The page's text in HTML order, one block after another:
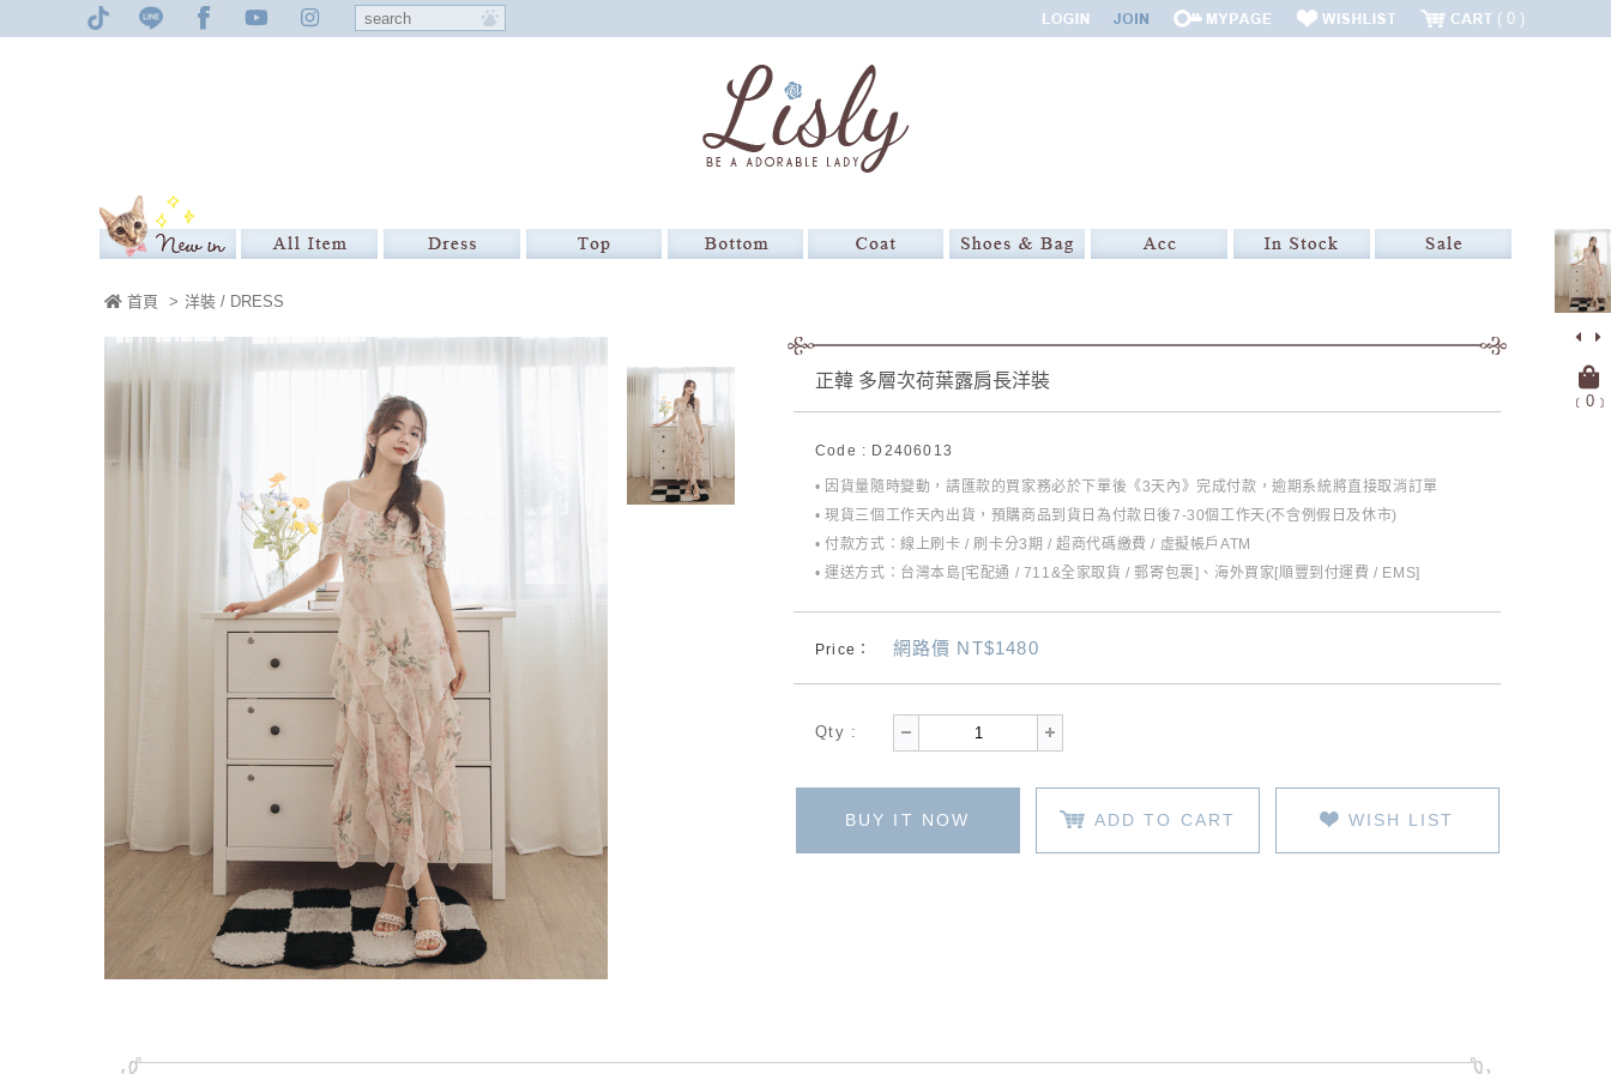
0
﹝ 0﹞
首頁 > 洋裝 / DRESS
正韓 多層次荷葉露肩長洋裝
Code : D2406013
• 因貨量隨時變動，請匯款的買家務必於下單後《3天內》完成付款，逾期系統將直接取消訂單
• 現貨三個工作天內出貨，預購商品到貨日為付款日後7-30個工作天(不含例假日及休市)
• 付款方式：線上刷卡 / 刷卡分3期 / 超商代碼繳費 / 虛擬帳戶ATM
• 運送方式：台灣本島[宅配通 / 711&全家取貨 / 郵寄包裹]、海外買家[順豐到付運費 / EMS]
Price： 網路價 NT$1480
Qty :
BUY IT NOW ADD TO CART WISH LIST